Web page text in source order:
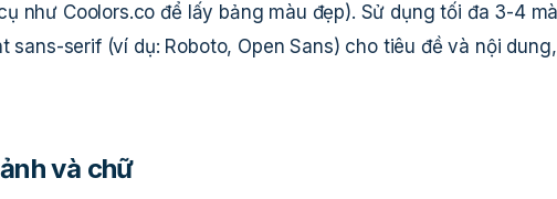
như Coolors.co để lấy bảng màu đẹp). Sử dụng tối đa 3-4
sans-serif (ví dụ: Roboto, Open Sans) cho tiêu đề và nội dung,
và chữ